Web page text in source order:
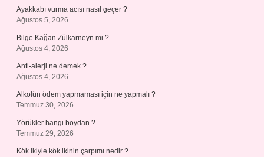
Ayakkabı vurma acısı nasıl geçer ?
Ağustos 5, 2026
Bilge Kağan Zülkarneyn mi ?
Ağustos 4, 2026
Anti-alerji ne demek ?
Ağustos 4, 2026
Alkolün ödem yapmaması için ne yapmalı ?
Temmuz 30, 2026
Yörükler hangi boydan ?
Temmuz 29, 2026
Kök ikiyle kök ikinin çarpımı nedir ?